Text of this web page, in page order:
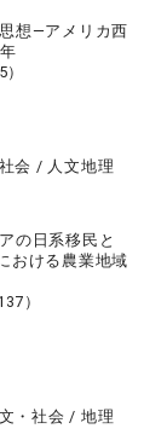
想―アメリカ西
会 / 人文地理
の日系移民と
おける農業地域
）
・社会 / 地理